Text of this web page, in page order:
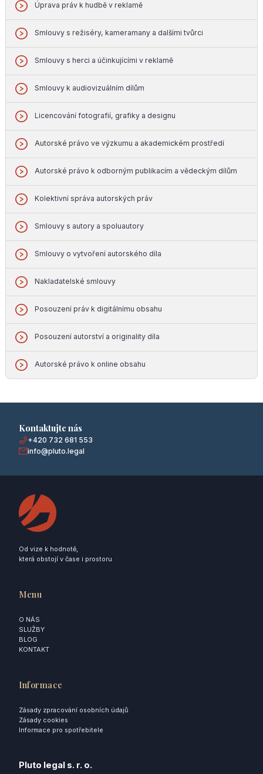
Úprava práv k hudbě v reklamě
Smlouvy s režiséry, kameramany a dalšími tvůrci
Smlouvy s herci a účinkujícími v reklamě
Smlouvy k audiovizuálním dílům
Licencování fotografií, grafiky a designu
Autorské právo ve výzkumu a akademickém prostředí
Autorské právo k odborným publikacím a vědeckým dílům
Kolektivní správa autorských práv
Smlouvy s autory a spoluautory
Smlouvy o vytvoření autorského díla
Nakladatelské smlouvy
Posouzení práv k digitálnímu obsahu
Posouzení autorství a originality díla
Autorské právo k online obsahu
Kontaktujte nás
+420 732 681 553
info@pluto.legal
Od vize k hodnotě,
která obstojí v čase i prostoru
Menu
O NÁS
SLUŽBY
BLOG
KONTAKT
Informace
Zásady zpracování osobních údajů
Zásady cookies
Informace pro spotřebitele
Pluto legal s. r. o.